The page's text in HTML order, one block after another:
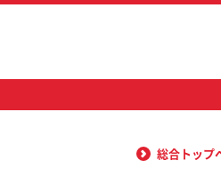
総合トップ